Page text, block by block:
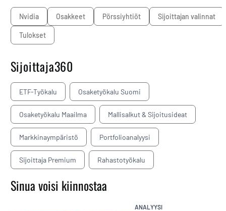
Nvidia osakkeet pörssiyhtiöt sijoittajan valinnat
tulokset
Sijoittaja360
ETF-Työkalu Osaketyökalu Suomi
Osaketyökalu Maailma Mallisalkut & Sijoitusideat
Markkinaympäristö Portfolioanalyysi
Sijoittaja Premium Rahastotyökalu
Sinua voisi kiinnostaa
ANALYYSI